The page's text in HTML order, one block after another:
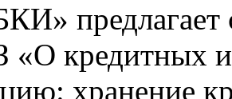
предлагает
кредитных
хранение